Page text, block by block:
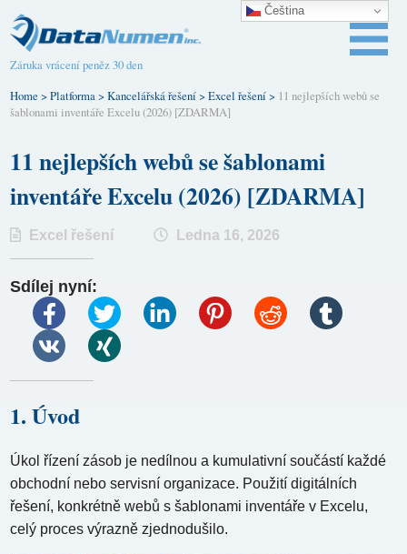
Záruka vrácení peněz 30 den
Home >Platforma>Kancelářská řešení>Excel řešení> 11 nejlepších webů se
šablonami inventáře Excelu (2026) [ZDARMA]
11 nejlepších webů se šablonami
inventáře Excelu (2026) [ZDARMA]
Excel řešení Ledna 16, 2026
Sdílej nyní:
1. Úvod
Úkol řízení zásob je nedílnou a kumulativní součástí každé
obchodní nebo servisní organizace. Použití digitálních
řešení, konkrétně webů s šablonami inventáře v Excelu,
celý proces výrazně zjednodušilo.
Čeština‎